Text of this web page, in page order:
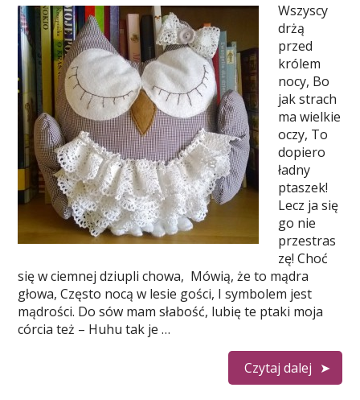
Wszyscy
drżą
przed
królem
nocy, Bo
jak strach
ma wielkie
oczy, To
dopiero
ładny
ptaszek!
Lecz ja się
go nie
przestras
zę! Choć
się w ciemnej dziupli chowa, Mówią, że to mądra
głowa, Często nocą w lesie gości, I symbolem jest
mądrości. Do sów mam słabość, lubię te ptaki moja
córcia też – Huhu tak je …
Czytaj dalej